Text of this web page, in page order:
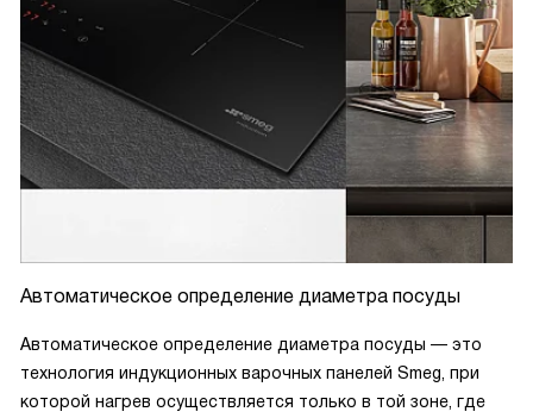
Автоматическое определение диаметра посуды
Автоматическое определение диаметра посуды — это
технология индукционных варочных панелей Smeg, при
которой нагрев осуществляется только в той зоне, где